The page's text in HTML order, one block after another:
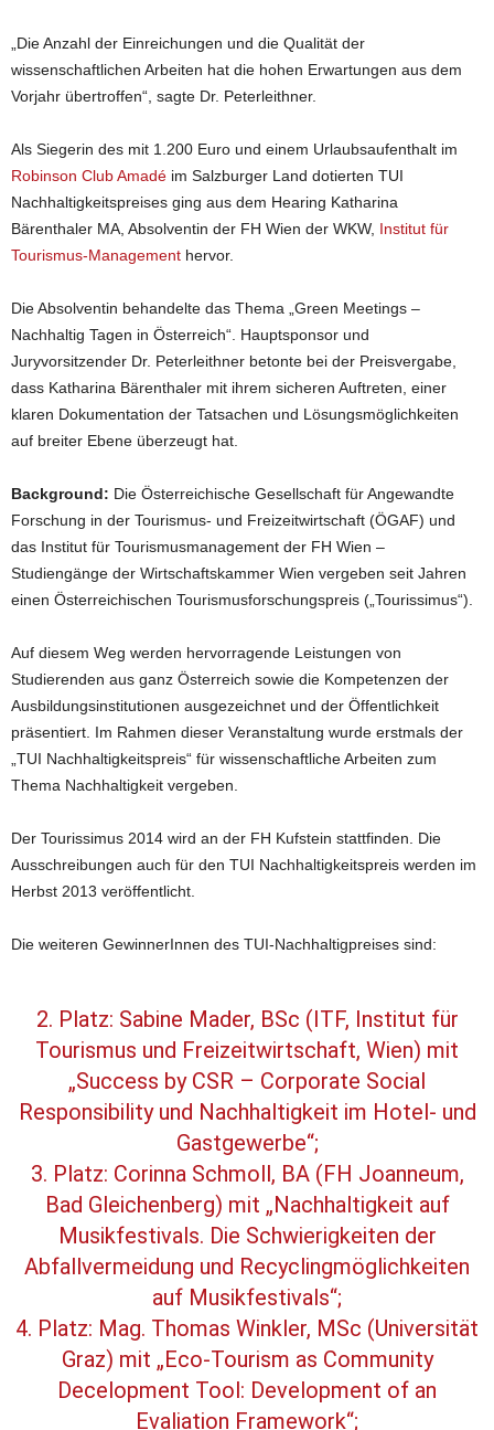
„Die Anzahl der Einreichungen und die Qualität der
wissenschaftlichen Arbeiten hat die hohen Erwartungen aus dem
Vorjahr übertroffen“, sagte Dr. Peterleithner.
Als Siegerin des mit 1.200 Euro und einem Urlaubsaufenthalt im
Robinson Club Amadé im Salzburger Land dotierten TUI
Nachhaltigkeitspreises ging aus dem Hearing Katharina
Bärenthaler MA, Absolventin der FH Wien der WKW, Institut für
Tourismus-Management hervor.
Die Absolventin behandelte das Thema „Green Meetings –
Nachhaltig Tagen in Österreich“. Hauptsponsor und
Juryvorsitzender Dr. Peterleithner betonte bei der Preisvergabe,
dass Katharina Bärenthaler mit ihrem sicheren Auftreten, einer
klaren Dokumentation der Tatsachen und Lösungsmöglichkeiten
auf breiter Ebene überzeugt hat.
Background: Die Österreichische Gesellschaft für Angewandte
Forschung in der Tourismus- und Freizeitwirtschaft (ÖGAF) und
das Institut für Tourismusmanagement der FH Wien –
Studiengänge der Wirtschaftskammer Wien vergeben seit Jahren
einen Österreichischen Tourismusforschungspreis („Tourissimus“).
Auf diesem Weg werden hervorragende Leistungen von
Studierenden aus ganz Österreich sowie die Kompetenzen der
Ausbildungsinstitutionen ausgezeichnet und der Öffentlichkeit
präsentiert. Im Rahmen dieser Veranstaltung wurde erstmals der
„TUI Nachhaltigkeitspreis“ für wissenschaftliche Arbeiten zum
Thema Nachhaltigkeit vergeben.
Der Tourissimus 2014 wird an der FH Kufstein stattfinden. Die
Ausschreibungen auch für den TUI Nachhaltigkeitspreis werden im
Herbst 2013 veröffentlicht.
Die weiteren GewinnerInnen des TUI-Nachhaltigpreises sind:
2. Platz: Sabine Mader, BSc (ITF, Institut für
Tourismus und Freizeitwirtschaft, Wien) mit
„Success by CSR – Corporate Social
Responsibility und Nachhaltigkeit im Hotel- und
Gastgewerbe“;
3. Platz: Corinna Schmoll, BA (FH Joanneum,
Bad Gleichenberg) mit „Nachhaltigkeit auf
Musikfestivals. Die Schwierigkeiten der
Abfallvermeidung und Recyclingmöglichkeiten
auf Musikfestivals“;
4. Platz: Mag. Thomas Winkler, MSc (Universität
Graz) mit „Eco-Tourism as Community
Decelopment Tool: Development of an
Evaliation Framework“;